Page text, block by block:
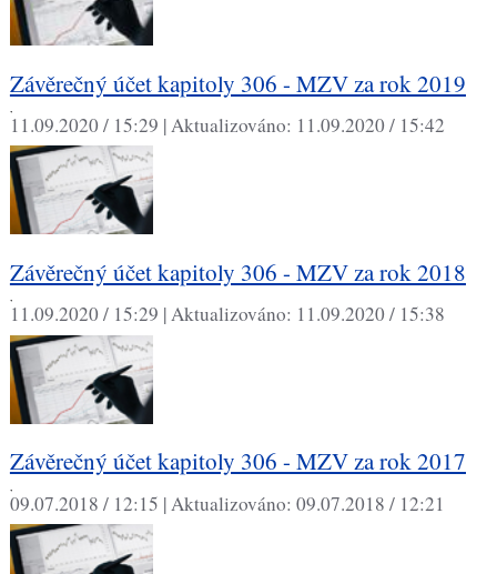
Závěrečný účet kapitoly 306 - MZV za rok 2019
,
11.09.2020 / 15:29 |Aktualizováno: 11.09.2020 / 15:42
Závěrečný účet kapitoly 306 - MZV za rok 2018
,
11.09.2020 / 15:29 |Aktualizováno: 11.09.2020 / 15:38
Závěrečný účet kapitoly 306 - MZV za rok 2017
,
09.07.2018 / 12:15 |Aktualizováno: 09.07.2018 / 12:21